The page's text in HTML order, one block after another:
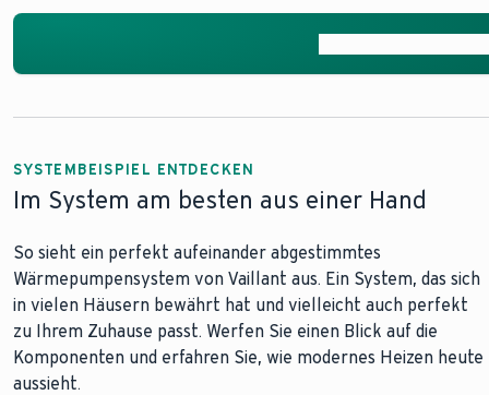
SYSTEMBEISPIEL ENTDECKEN
Im System am besten aus einer Hand
So sieht ein perfekt aufeinander abgestimmtes
Wärmepumpensystem von Vaillant aus. Ein System, das sich
in vielen Häusern bewährt hat und vielleicht auch perfekt
zu Ihrem Zuhause passt. Werfen Sie einen Blick auf die
Komponenten und erfahren Sie, wie modernes Heizen heute
aussieht.